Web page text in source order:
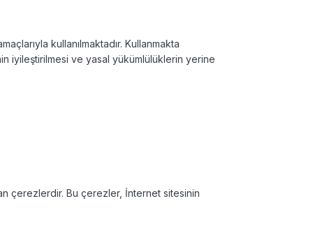
kullanılmaktadır. Kullanmakta
iyileştirilmesi ve yasal yükümlülüklerin yerine
çerezlerdir. Bu çerezler, İnternet sitesinin